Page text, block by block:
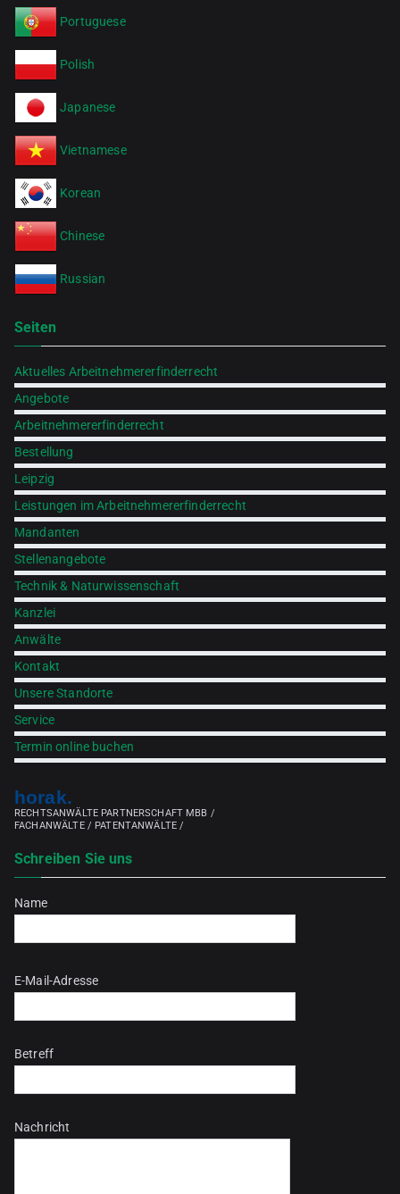
Portuguese
Polish
Japanese
Vietnamese
Korean
Chinese
Russian
Seiten
Aktuelles Arbeitnehmererfinderrecht
Angebote
Arbeitnehmererfinderrecht
Bestellung
Leipzig
Leistungen im Arbeitnehmererfinderrecht
Mandanten
Stellenangebote
Technik & Naturwissenschaft
Kanzlei
Anwälte
Kontakt
Unsere Standorte
Service
Termin online buchen
horak.
RECHTSANWÄLTE PARTNERSCHAFT MBB /
FACHANWÄLTE / PATENTANWÄLTE /
Schreiben Sie uns
Name
E-Mail-Adresse
Betreff
Nachricht